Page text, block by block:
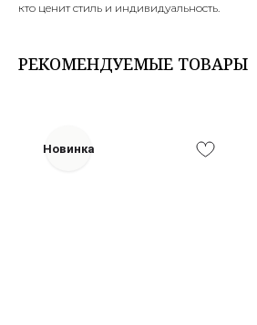
кто ценит стиль и индивидуальность.
РЕКОМЕНДУЕМЫЕ ТОВАРЫ
Новинка